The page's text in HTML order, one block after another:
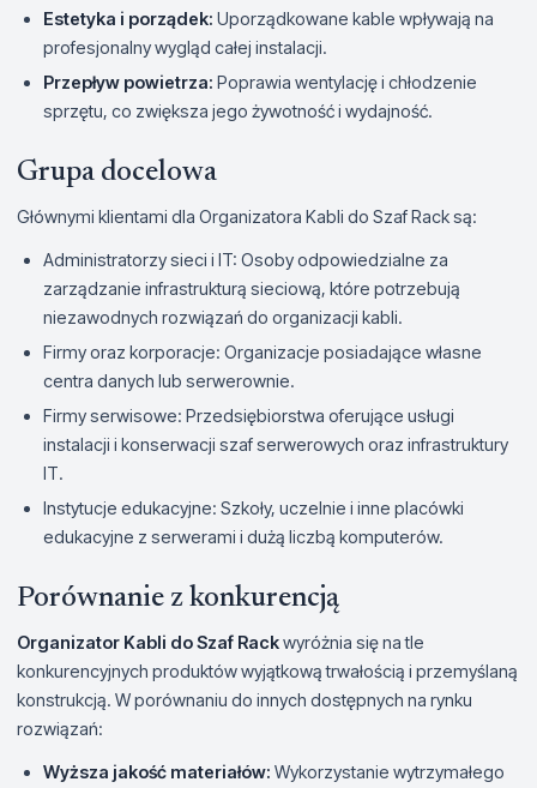
Estetyka i porządek: Uporządkowane kable wpływają na
profesjonalny wygląd całej instalacji.
Przepływ powietrza: Poprawia wentylację i chłodzenie
sprzętu, co zwiększa jego żywotność i wydajność.
Grupa docelowa
Głównymi klientami dla Organizatora Kabli do Szaf Rack są:
Administratorzy sieci i IT: Osoby odpowiedzialne za
zarządzanie infrastrukturą sieciową, które potrzebują
niezawodnych rozwiązań do organizacji kabli.
Firmy oraz korporacje: Organizacje posiadające własne
centra danych lub serwerownie.
Firmy serwisowe: Przedsiębiorstwa oferujące usługi
instalacji i konserwacji szaf serwerowych oraz infrastruktury
IT.
Instytucje edukacyjne: Szkoły, uczelnie i inne placówki
edukacyjne z serwerami i dużą liczbą komputerów.
Porównanie z konkurencją
Organizator Kabli do Szaf Rackwyróżnia się na tle
konkurencyjnych produktów wyjątkową trwałością i przemyślaną
konstrukcją. W porównaniu do innych dostępnych na rynku
rozwiązań:
Wyższa jakość materiałów: Wykorzystanie wytrzymałego